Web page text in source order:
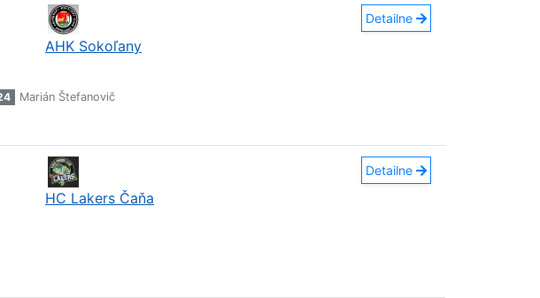
AHK Sokoľany
Detailne
Marián Štefanovič
HC Lakers Čaňa
Detailne